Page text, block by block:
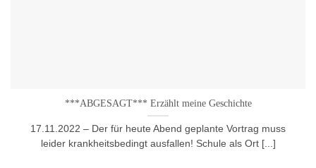
***ABGESAGT*** Erzählt meine Geschichte
17.11.2022 – Der für heute Abend geplante Vortrag muss
leider krankheitsbedingt ausfallen! Schule als Ort [...]